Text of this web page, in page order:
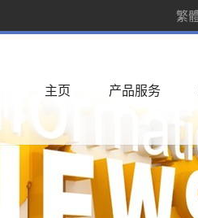
繁
主页 产品服务